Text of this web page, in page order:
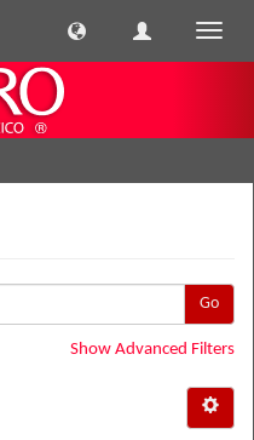
Toggle
Go
Show Advanced Filters